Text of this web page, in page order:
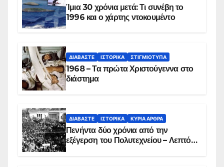
Ίμια 30 χρόνια μετά: Τι συνέβη το
1996 και ο χάρτης ντοκουμέντο
ΔΙΑΒΆΣΤΕ ΙΣΤΟΡΙΚΆ ΣΤΙΓΜΙΌΤΥΠΑ
1968 – Τα πρώτα Χριστούγεννα στο
διάστημα
ΔΙΑΒΆΣΤΕ ΙΣΤΟΡΙΚΆ ΚΥΡΙΑ ΑΡΘΡΑ
Πενήντα δύο χρόνια από την
εξέγερση του Πολυτεχνείου – Λεπτό